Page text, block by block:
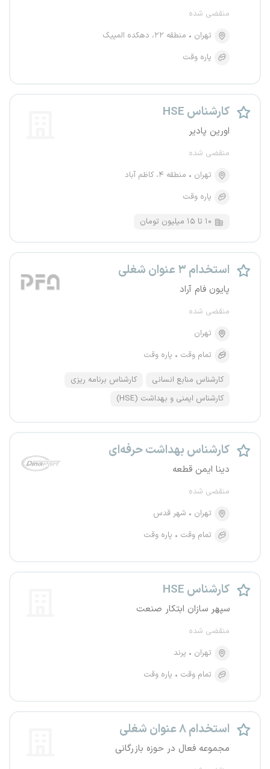
منقضی شده
تهران
منطقه ۲۲، دهکده المپیک
پاره وقت
کارشناس HSE
اورین پادیر
منقضی شده
تهران
منطقه ۴، کاظم آباد
پاره وقت
۱۰ تا ۱۵ میلیون تومان
استخدام ۳ عنوان شغلی
پایون فام آراد
منقضی شده
تهران
تمام وقت
پاره وقت
کارشناس منابع انسانی
کارشناس برنامه ریزی
کارشناس ایمنی و بهداشت (HSE)
کارشناس بهداشت حرفه‌ای
دینا ایمن قطعه
منقضی شده
تهران
شهر قدس
تمام وقت
پاره وقت
کارشناس HSE
سپهر سازان ابتکار صنعت
منقضی شده
تهران
پرند
تمام وقت
پاره وقت
استخدام ۸ عنوان شغلی
مجموعه فعال در حوزه بازرگانی